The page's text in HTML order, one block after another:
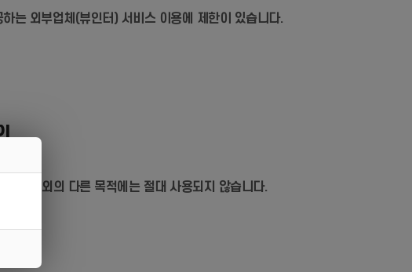
는 외부업체(뷰인터) 서비스 이용에 제한이 있습니다.
며, 이외의 다른 목적에는 절대 사용되지 않습니다.